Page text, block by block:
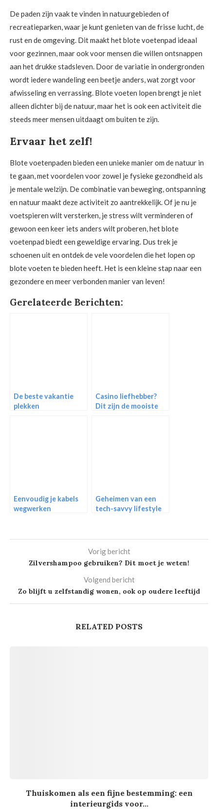
De paden zijn vaak te vinden in natuurgebieden of
recreatieparken, waar je kunt genieten van de frisse lucht, de
rust en de omgeving. Dit maakt het blote voetenpad ideaal
voor gezinnen, maar ook voor mensen die willen ontsnappen
aan het drukke stadsleven. Door de variatie in ondergronden
wordt iedere wandeling een beetje anders, wat zorgt voor
afwisseling en verrassing. Blote voeten lopen brengt je niet
alleen dichter bij de natuur, maar het is ook een activiteit die
steeds meer mensen uitdaagt om buiten te zijn.
Ervaar het zelf!
Blote voetenpaden bieden een unieke manier om de natuur in
te gaan, met voordelen voor zowel je fysieke gezondheid als
je mentale welzijn. De combinatie van beweging, ontspanning
en natuur maakt deze activiteit zo aantrekkelijk. Of je nu je
voetspieren wilt versterken, je stress wilt verminderen of
gewoon een keer iets anders wilt proberen, het blote
voetenpad biedt een geweldige ervaring. Dus trek je
schoenen uit en ontdek de vele voordelen die het lopen op
blote voeten te bieden heeft. Het is een kleine stap naar een
gezondere en meer verbonden manier van leven!
Gerelateerde Berichten:
De beste vakantie
plekken
Casino liefhebber?
Dit zijn de mooiste
Eenvoudig je kabels
wegwerken
Geheimen van een
tech-savvy lifestyle
Vorig bericht
Zilvershampoo gebruiken? Dit moet je weten!
Volgend bericht
Zo blijft u zelfstandig wonen, ook op oudere leeftijd
RELATED POSTS
Thuiskomen als een fijne bestemming: een
interieurgids voor...